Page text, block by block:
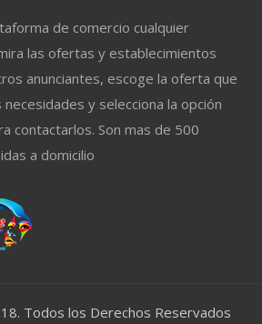
de comercio cualquier
las ofertas y establecimientos
anunciantes, escoge la oferta que
y selecciona la opción
contactarlos. Son mas de 500
a domicilio
Todos los Derechos Reservados